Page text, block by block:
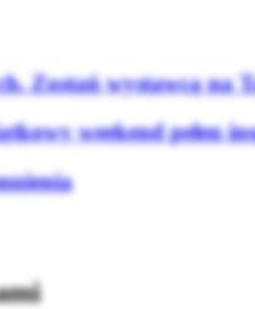
Zostań wystawcą
weekend pełen